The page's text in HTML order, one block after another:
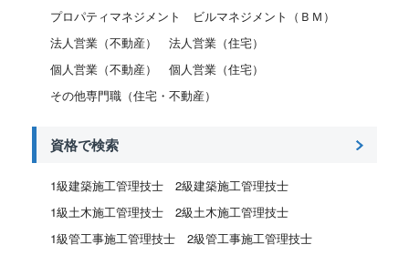
プロパティマネジメント
ビルマネジメント（ＢＭ）
法人営業（不動産）
法人営業（住宅）
個人営業（不動産）
個人営業（住宅）
その他専門職（住宅・不動産）
資格で検索
1級建築施工管理技士
2級建築施工管理技士
1級土木施工管理技士
2級土木施工管理技士
1級管工事施工管理技士
2級管工事施工管理技士